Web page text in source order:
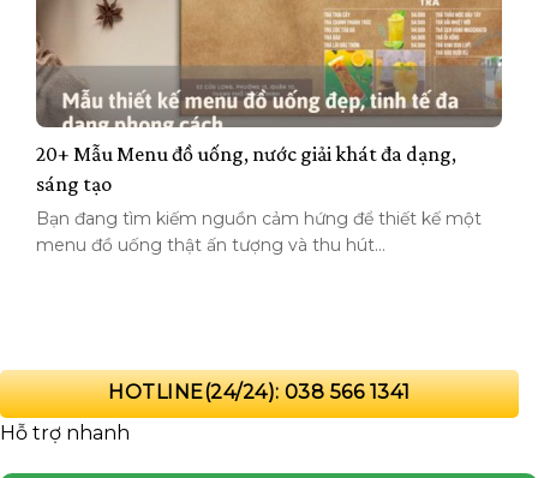
20+ Mẫu Menu đồ uống, nước giải khát đa dạng,
sáng tạo
Bạn đang tìm kiếm nguồn cảm hứng để thiết kế một
menu đồ uống thật ấn tượng và thu hút...
HOTLINE(24/24): 038 566 1341
Hỗ trợ nhanh